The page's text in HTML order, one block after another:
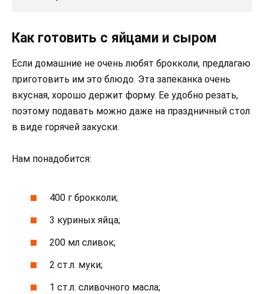
Как готовить с яйцами и сыром
Если домашние не очень любят брокколи, предлагаю
приготовить им это блюдо. Эта запеканка очень
вкусная, хорошо держит форму. Ее удобно резать,
поэтому подавать можно даже на праздничный стол
в виде горячей закуски.
Нам понадобится:
400 г брокколи;
3 куриных яйца;
200 мл сливок;
2 ст.л. муки;
1 ст.л. сливочного масла;